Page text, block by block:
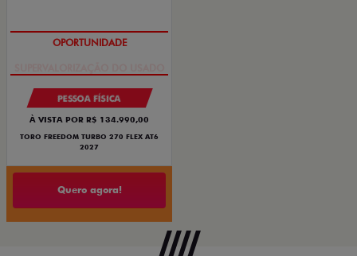
OPORTUNIDADE
PESSOA FÍSICA
À VISTA POR R$ 134.990,00
TORO FREEDOM TURBO 270 FLEX AT6
2027
Quero agora!